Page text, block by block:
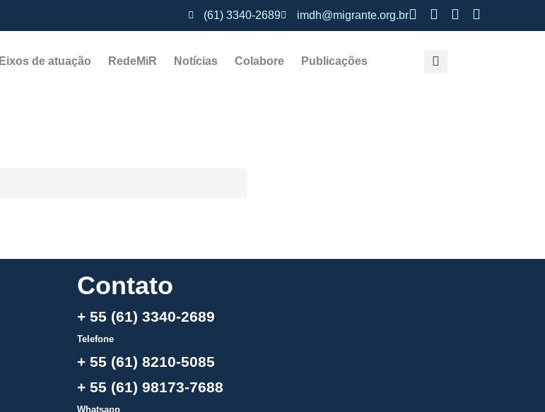
(61) 3340-2689 imdh@migrante.org.br
Eixos de atuação RedeMiR Notícias​ Colabore Publicações
Contato
+ 55 (61) 3340-2689
Telefone
+ 55 (61) 8210-5085
+ 55 (61) 98173-7688
Whatsapp